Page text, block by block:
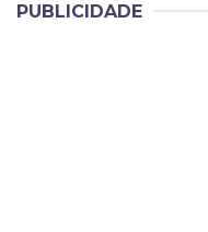
PUBLICIDADE